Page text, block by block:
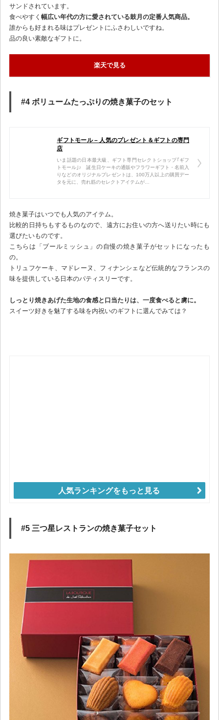
サンドされています。
食べやすく 幅広い年代の方に愛されている鼓月の定番人気商品。
誰からも好まれる味はプレゼントにふさわしいですね。
品の良い素敵なギフトに。
楽天で見る
#4 ボリュームたっぷりの焼き菓子のセット
ギフトモール – 人気のプレゼント＆ギフトの専門
店
いま話題の日本最大級、ギフト専門セレクトショップ｢ギフ
トモール｣♪ 誕生日ケーキの通販やフラワーギフト・名前入
りなどのオリジナルプレゼントは、100万人以上の購買デー
タを元に、売れ筋のセレクトアイテムが…
焼き菓子はいつでも人気のアイテム。
比較的日持ちもするものなので、遠方にお住いの方へ送りたい時にも
選びたいものです。
こちらは「ブールミッシュ」の自慢の焼き菓子がセットになったも
の。
トリュフケーキ、マドレーヌ、フィナンシェなど伝統的なフランスの
味を提供している日本のパティスリーです。
しっとり焼きあげた生地の食感と口当たりは、一度食べると虜に。
スイーツ好きを魅了する味を内祝いのギフトに選んでみては？
人気ランキングをもっと見る
#5 三つ星レストランの焼き菓子セット